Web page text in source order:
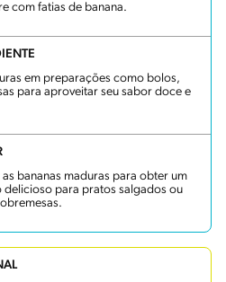
com fatias de banana.
em preparações como bolos,
para aproveitar seu sabor doce e
bananas maduras para obter um
delicioso para pratos salgados ou